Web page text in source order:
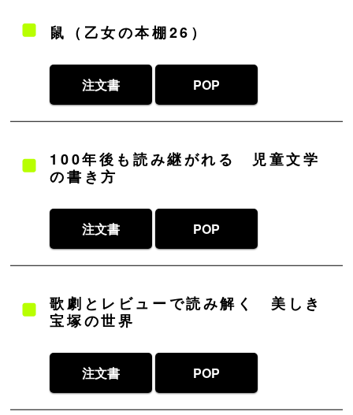
鼠（乙女の本棚26）
注文書 POP
100年後も読み継がれる 児童文学
の書き方
注文書 POP
歌劇とレビューで読み解く 美しき
宝塚の世界
注文書 POP